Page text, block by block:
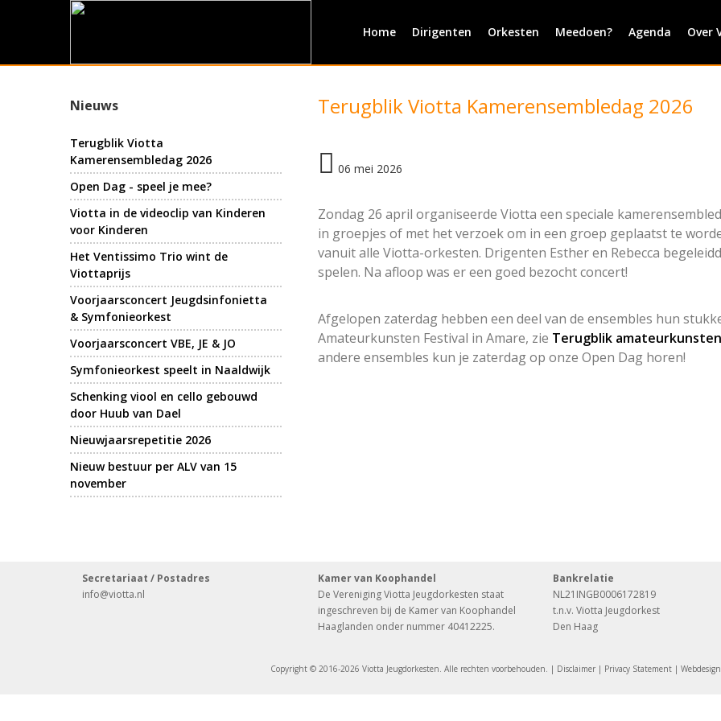
Home Dirigenten Orkesten Meedoen? Agenda Over
Terugblik Viotta Kamerensembledag 2026
06 mei 2026
Zondag 26 april organiseerde Viotta een speciale
in groepjes of met het verzoek om in een groep geplaatst te
vanuit alle Viotta-orkesten. Drigenten Esther en Rebecca
spelen. Na afloop was er een goed bezocht concert!
Afgelopen zaterdag hebben een deel van de ensembles hun
Amateurkunsten Festival in Amare, zie Terugblik
andere ensembles kun je zaterdag op onze Open Dag horen!
Nieuws
Terugblik Viotta
Kamerensembledag 2026
Open Dag - speel je mee?
Viotta in de videoclip van Kinderen
voor Kinderen
Het Ventissimo Trio wint de
Viottaprijs
Voorjaarsconcert Jeugdsinfonietta
& Symfonieorkest
Voorjaarsconcert VBE, JE & JO
Symfonieorkest speelt in Naaldwijk
Schenking viool en cello gebouwd
door Huub van Dael
Nieuwjaarsrepetitie 2026
Nieuw bestuur per ALV van 15
november
Secretariaat / Postadres
info@viotta.nl
Kamer van Koophandel
De Vereniging Viotta Jeugdorkesten staat
ingeschreven bij de Kamer van Koophandel
Haaglanden onder nummer 40412225.
Bankrelatie
NL21INGB0006172819
t.n.v. Viotta Jeugdorkest
Den Haag
Copyright © 2016-2026 Viotta Jeugdorkesten. Alle rechten voorbehouden. | Disclaimer | Privacy Statement |